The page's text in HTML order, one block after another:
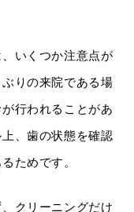
いくつか注意点が
りの来院である場
行われることがあ
、歯の状態を確認
ためです。
クリーニングだけ